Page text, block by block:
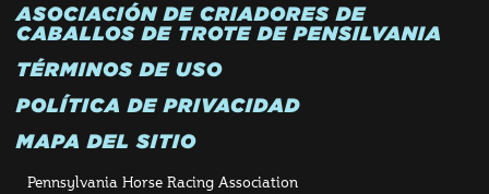
ASOCIACIÓN DE CRIADORES DE
CABALLOS DE TROTE DE PENSILVANIA
TÉRMINOS DE USO
POLÍTICA DE PRIVACIDAD
MAPA DEL SITIO
Pennsylvania Horse Racing Association